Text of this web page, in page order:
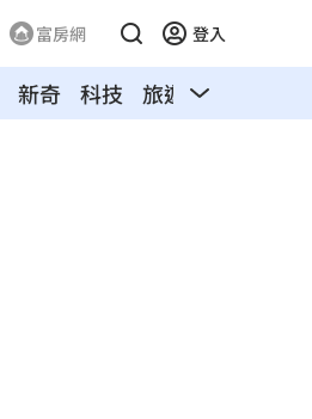
富房網 登入
新奇 科技 旅遊 汽車